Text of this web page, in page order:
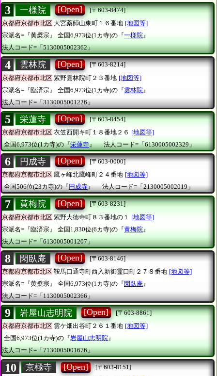
3 一様院 [Open]
[〒603-8474]
京都府京都市北区 大宮薬師山東町１６番地 [地図等]
宗派名=『黄檗宗』
全国6,973位(1カ寺)の『一様院』
法人コード=「5130005002362」
4 雲林院 [Open]
[〒603-8214]
京都府京都市北区 紫野雲林院町２３番地 [地図等]
宗派名=『臨済宗』
全国6,973位(1カ寺)の『雲林院 』
法人コード=「3130005001226」
5 栄蓮寺 [Open]
[〒603-8454]
京都府京都市北区 衣笠西開キ町１８番地２６ [地図等]
全国6,973位(1カ寺)の『栄蓮寺』 法人コード=「6130005002329」
6 円成寺 [Open]
[〒603-0000]
京都府京都市北区 鷹ヶ峰北鷹峰町２４番地 [地図等]
全国506位(23カ寺)の『円成寺』 法人コード=「2130005002019」
7 黄梅院 [Open]
[〒603-8231]
京都府京都市北区 紫野大徳寺町８３番地の１
[地図等]
宗派名=『臨済宗』
全国1,830位(6カ寺)の『黄梅院 』
法人コード=「6130005001207」
8 閑臥庵 [Open]
[〒603-8146]
京都府京都市北区 鞍馬口通寺町西入新御霊口町２７８番地 [地図等]
宗派名=『黄檗宗』
全国6,973位(1カ寺)の『閑臥庵』
法人コード=「1130005002366」
9 岩屋山志明院 [Open]
[〒603-8861]
京都府京都市北区 雲ケ畑出谷町２６１番地 [地図等]
全国6,973位(1カ寺)の『岩屋山志明院』
法人コード=「7130005001676」
10 京極寺 [Open]
[〒603-8151]